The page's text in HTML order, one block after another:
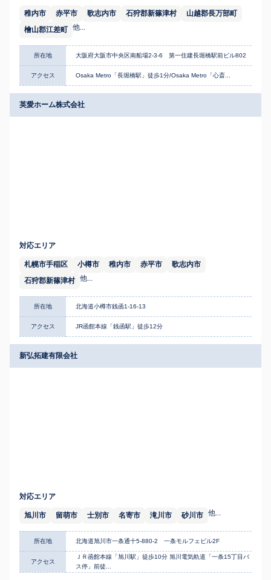
稚内市 赤平市 歌志内市 石狩郡新篠津村
山越郡長万部町
檜山郡江差町 他...
所在地 大阪府大阪市中央区南船場2-3-6 第一住建長堀橋駅前ビル802
アクセス Osaka Metro「長堀橋駅」徒歩1分/Osaka Metro「心斎...
英愛ホーム株式会社
対応エリア
札幌市手稲区 小樽市 稚内市 赤平市
歌志内市
石狩郡新篠津村 他...
所在地 北海道小樽市銭函1-16-13
アクセス JR函館本線「銭函駅」徒歩12分
新弘拓建有限会社
対応エリア
旭川市 留萌市 士別市 名寄市 滝川市 砂川市 他...
所在地 北海道旭川市一条通十5-880-2 一条モルフェビル2F
アクセス
ＪＲ函館本線「旭川駅」徒歩10分 旭川電気軌道「一条15丁目バ
ス停」前徒...